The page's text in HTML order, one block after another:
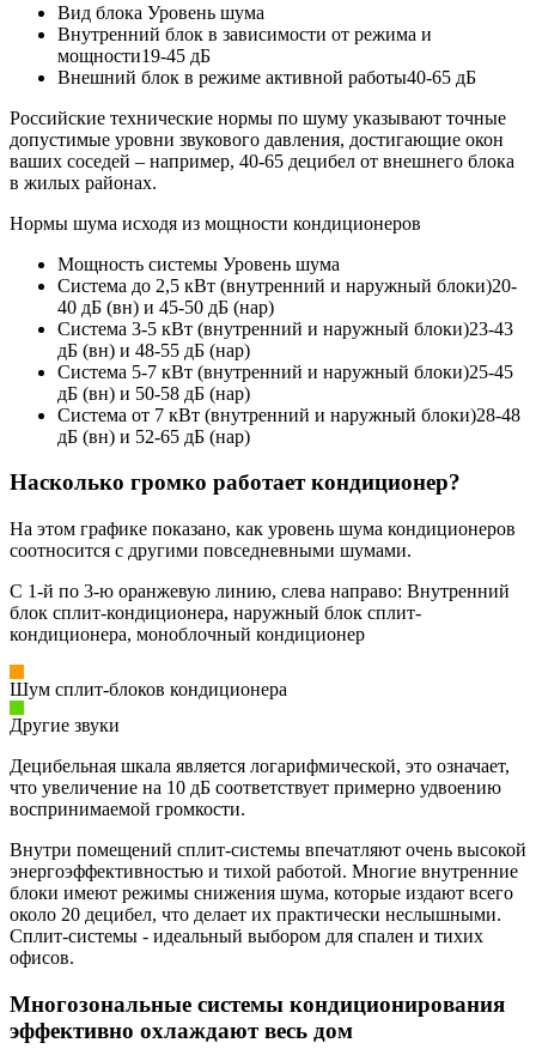
Вид блока Уровень шума
Внутренний блок в зависимости от режима и
мощности19-45 дБ
Внешний блок в режиме активной работы40-65 дБ
Российские технические нормы по шуму указывают точные
допустимые уровни звукового давления, достигающие окон
ваших соседей – например, 40-65 децибел от внешнего блока
в жилых районах.
Нормы шума исходя из мощности кондиционеров
Мощность системы Уровень шума
Система до 2,5 кВт (внутренний и наружный блоки)20-
40 дБ (вн) и 45-50 дБ (нар)
Система 3-5 кВт (внутренний и наружный блоки)23-43
дБ (вн) и 48-55 дБ (нар)
Система 5-7 кВт (внутренний и наружный блоки)25-45
дБ (вн) и 50-58 дБ (нар)
Система от 7 кВт (внутренний и наружный блоки)28-48
дБ (вн) и 52-65 дБ (нар)
Насколько громко работает кондиционер?
На этом графике показано, как уровень шума кондиционеров
соотносится с другими повседневными шумами.
С 1-й по 3-ю оранжевую линию, слева направо: Внутренний
блок сплит-кондиционера, наружный блок сплит-
кондиционера, моноблочный кондиционер
Шум сплит-блоков кондиционера
Другие звуки
Децибельная шкала является логарифмической, это означает,
что увеличение на 10 дБ соответствует примерно удвоению
воспринимаемой громкости.
Внутри помещений сплит-системы впечатляют очень высокой
энергоэффективностью и тихой работой. Многие внутренние
блоки имеют режимы снижения шума, которые издают всего
около 20 децибел, что делает их практически неслышными.
Cплит-системы - идеальный выбором для спален и тихих
офисов.
Многозональные системы кондиционирования
эффективно охлаждают весь дом